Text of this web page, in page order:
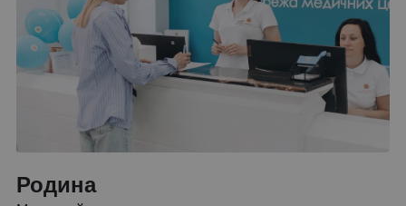
Родина